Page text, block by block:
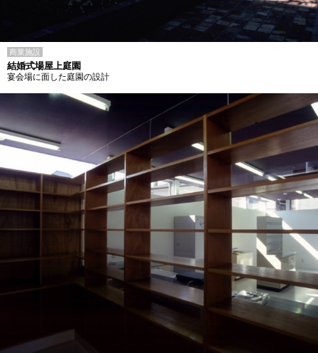
商業施設
結婚式場屋上庭園
宴会場に面した庭園の設計